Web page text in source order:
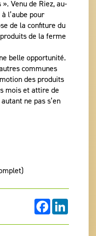
Venu de Riez, au-
l’aube pour
de la confiture du
de la ferme
belle opportunité.
communes
des produits
mois et attire de
ne pas s’en
FACEBOOK